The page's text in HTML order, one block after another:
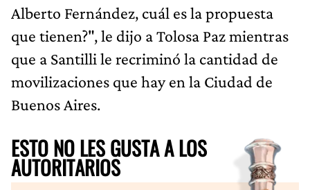
Alberto Fernández, cuál es la propuesta
que tienen?", le dijo a Tolosa Paz mientras
que a Santilli le recriminó la cantidad de
movilizaciones que hay en la Ciudad de
Buenos Aires.
ESTO NO LES GUSTA A LOS
AUTORITARIOS